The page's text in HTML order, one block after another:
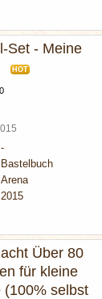
Set - Meine
HOT
-
Bastelbuch
Arena
2015
Über 80
für kleine
(100% selbst